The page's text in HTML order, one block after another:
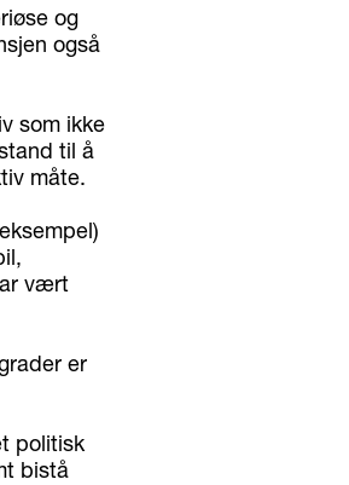
og
også
som ikke
til å
måte.
vært
er
politisk
bistå